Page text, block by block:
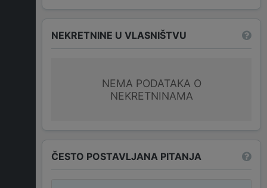
NEKRETNINE U VLASNIŠTVU
NEMA PODATAKA O
NEKRETNINAMA
ČESTO POSTAVLJANA PITANJA